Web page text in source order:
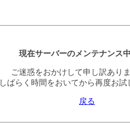
現在サーバーのメンテナンス中
ご迷惑をおかけして申し訳ありま
しばらく時間をおいてから再度お試
戻る